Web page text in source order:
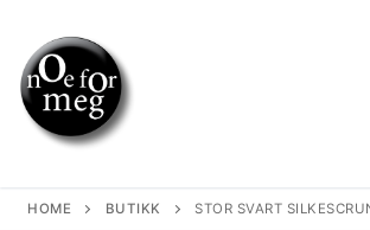
content
HOME BUTIKK STOR SVART